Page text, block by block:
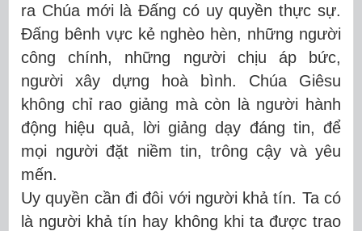
ra Chúa mới là Đấng có uy quyền thực sự.
Đấng bênh vực kẻ nghèo hèn, những người
công chính, những người chịu áp bức,
người xây dựng hoà bình. Chúa Giêsu
không chỉ rao giảng mà còn là người hành
động hiệu quả, lời giảng dạy đáng tin, để
mọi người đặt niềm tin, trông cậy và yêu
mến.
Uy quyền cần đi đôi với người khả tín. Ta có
là người khả tín hay không khi ta được trao